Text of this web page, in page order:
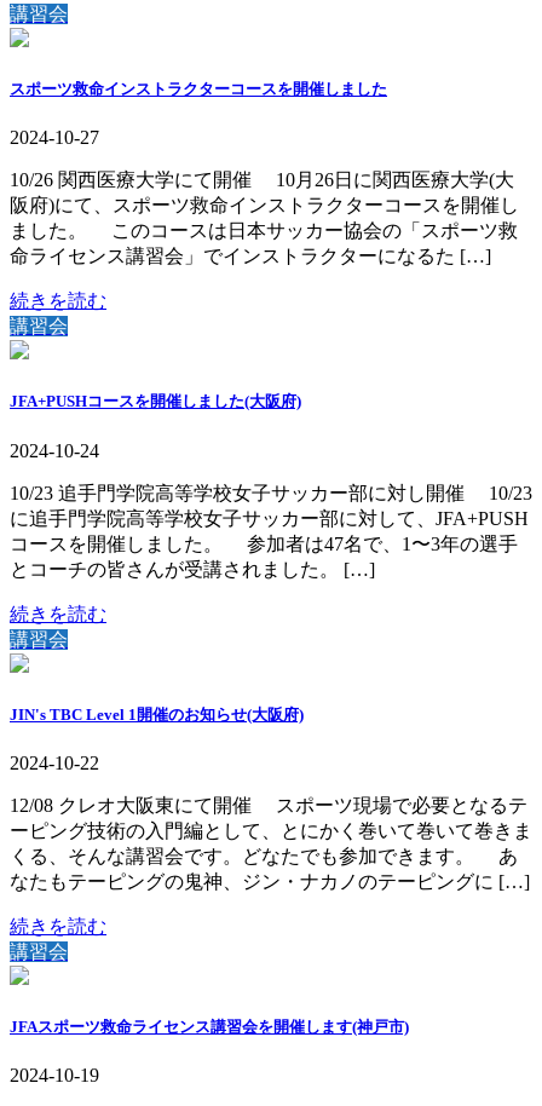
講習会
スポーツ救命インストラクターコースを開催しました
2024-10-27
10/26 関西医療大学にて開催 10月26日に関西医療大学(大
阪府)にて、スポーツ救命インストラクターコースを開催し
ました。 このコースは日本サッカー協会の「スポーツ救
命ライセンス講習会」でインストラクターになるた […]
続きを読む
講習会
JFA+PUSHコースを開催しました(大阪府)
2024-10-24
10/23 追手門学院高等学校女子サッカー部に対し開催 10/23
に追手門学院高等学校女子サッカー部に対して、JFA+PUSH
コースを開催しました。 参加者は47名で、1〜3年の選手
とコーチの皆さんが受講されました。 […]
続きを読む
講習会
JIN's TBC Level 1開催のお知らせ(大阪府)
2024-10-22
12/08 クレオ大阪東にて開催 スポーツ現場で必要となるテ
ーピング技術の入門編として、とにかく巻いて巻いて巻きま
くる、そんな講習会です。どなたでも参加できます。 あ
なたもテーピングの鬼神、ジン・ナカノのテーピングに […]
続きを読む
講習会
JFAスポーツ救命ライセンス講習会を開催します(神戸市)
2024-10-19